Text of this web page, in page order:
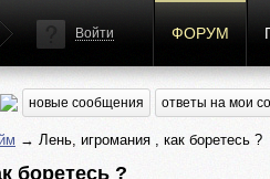
Войти ФОРУМ
новые сообщения ответы на мои
→ Лень, игромания , как боретесь ?
боретесь ?